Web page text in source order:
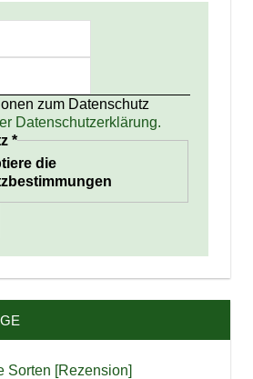
zum Datenschutz
Datenschutzerklärung.
*
die
Sorten [Rezension]